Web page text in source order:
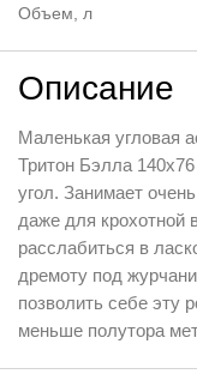
Объем, л
Описание
Маленькая угловая
Тритон Бэлла
угол. Занимает
даже для крохотной
расслабиться в
дремоту под
позволить себе эту
меньше полутора